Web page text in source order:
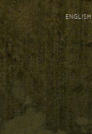
ENGLISH